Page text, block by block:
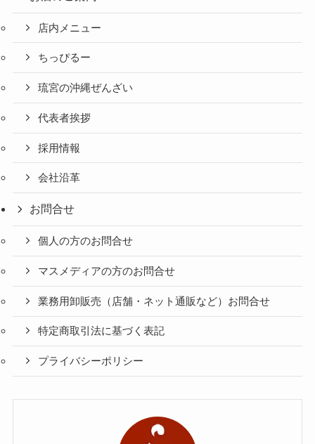
店内メニュー
ちっぴるー
琉宮の沖縄ぜんざい
代表者挨拶
採用情報
会社沿革
お問合せ
個人の方のお問合せ
マスメディアの方のお問合せ
業務用卸販売（店舗・ネット通販など）お問合せ
特定商取引法に基づく表記
プライバシーポリシー